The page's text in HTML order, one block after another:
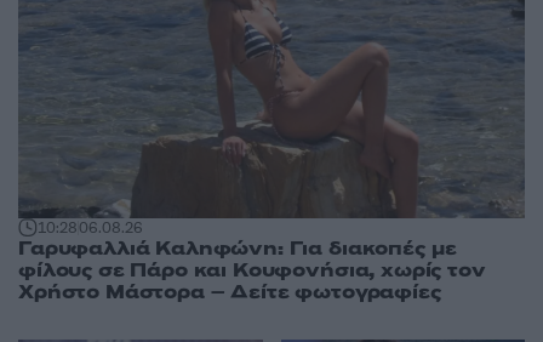
10:2806.08.26
Γαρυφαλλιά Καληφώνη: Για διακοπές με
φίλους σε Πάρο και Κουφονήσια, χωρίς τον
Χρήστο Μάστορα – Δείτε φωτογραφίες